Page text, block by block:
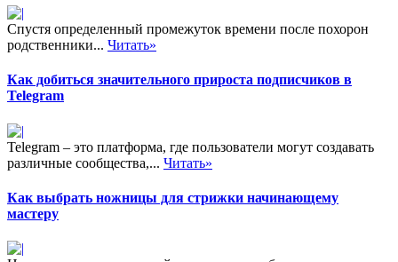
Спустя определенный промежуток времени после похорон
родственники... Читать»
Как добиться значительного прироста подписчиков в
Telegram
Telegram – это платформа, где пользователи могут создавать
различные сообщества,... Читать»
Как выбрать ножницы для стрижки начинающему
мастеру